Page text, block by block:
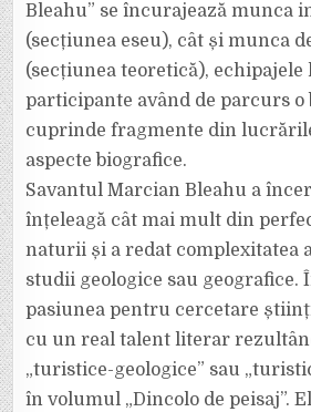
Bleahu” se încurajează munca
(secțiunea eseu), cât și munca
(secțiunea teoretică), echipajele
participante având de parcurs o
cuprinde fragmente din
aspecte biografice.
Savantul Marcian Bleahu a
înțeleagă cât mai mult din
naturii și a redat complexitatea
studii geologice sau geografice.
pasiunea pentru cercetare
cu un real talent literar
„turistice-geologice” sau
în volumul „Dincolo de peisaj”.